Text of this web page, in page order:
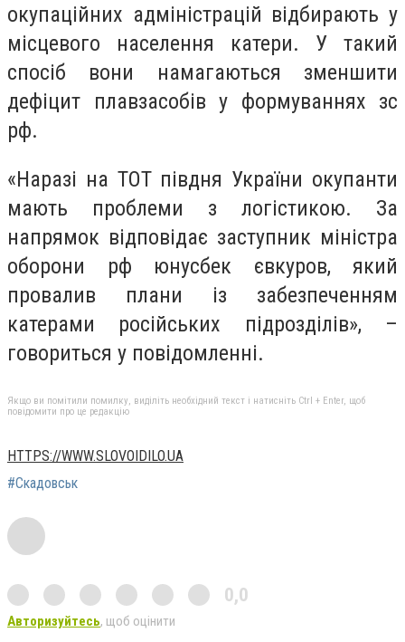
окупаційних адміністрацій відбирають у
місцевого населення катери. У такий
спосіб вони намагаються зменшити
дефіцит плавзасобів у формуваннях зс
рф.
«Наразі на ТОТ півдня України окупанти
мають проблеми з логістикою. За
напрямок відповідає заступник міністра
оборони рф юнусбек євкуров, який
провалив плани із забезпеченням
катерами російських підрозділів», –
говориться у повідомленні.
Якщо ви помітили помилку, виділіть необхідний текст і натисніть Ctrl + Enter, щоб
повідомити про це редакцію
HTTPS://WWW.SLOVOIDILO.UA
#Скадовськ
0,0
Авторизуйтесь, щоб оцінити